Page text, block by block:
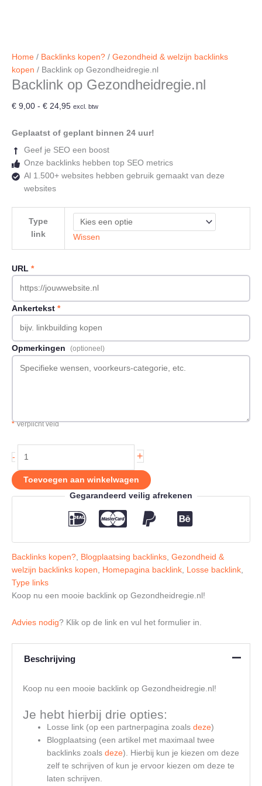
Home / Backlinks kopen? / Gezondheid & welzijn backlinks
kopen / Backlink op Gezondheidregie.nl
Backlink op Gezondheidregie.nl
€ 9,00 - € 24,95Prijsklasse:
tot
excl. btw
Geplaatst of geplant binnen 24 uur!
Geef je SEO een boost
Onze backlinks hebben top SEO metrics
Al 1.500+ websites hebben gebruik gemaakt van deze
websites
Type
link
Wissen
URL *
Ankertekst *
Opmerkingen (optioneel)
*Verplicht veld
-
Gezondheidregie.nl
aantal
+
Toevoegen aan winkelwagen
Gegarandeerd veilig afrekenen
Backlinks kopen? Blogplaatsing backlinks Gezondheid &
welzijn backlinks kopen
Homepagina backlink Losse backlink
Type links
Koop nu een mooie backlink op Gezondheidregie.nl!
Advies nodig? Klik op de link en vul het formulier in.
Beschrijving
Koop nu een mooie backlink op Gezondheidregie.nl!
Je hebt hierbij drie opties:
Losse link (op een partnerpagina zoals deze)
Blogplaatsing (een artikel met maximaal twee
backlinks zoals deze). Hierbij kun je kiezen om deze
zelf te schrijven of kun je ervoor kiezen om deze te
laten schrijven.